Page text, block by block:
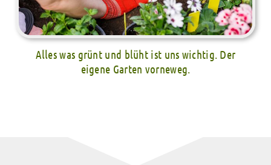
Alles was grünt und blüht ist uns wichtig. Der
eigene Garten vorneweg.